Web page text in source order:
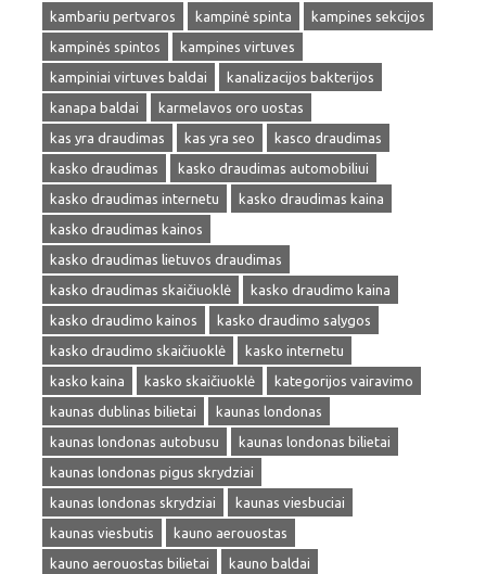
kambariu pertvaros
kampinė spinta
kampines sekcijos
kampinės spintos
kampines virtuves
kampiniai virtuves baldai
kanalizacijos bakterijos
kanapa baldai
karmelavos oro uostas
kas yra draudimas
kas yra seo
kasco draudimas
kasko draudimas
kasko draudimas automobiliui
kasko draudimas internetu
kasko draudimas kaina
kasko draudimas kainos
kasko draudimas lietuvos draudimas
kasko draudimas skaičiuoklė
kasko draudimo kaina
kasko draudimo kainos
kasko draudimo salygos
kasko draudimo skaičiuoklė
kasko internetu
kasko kaina
kasko skaičiuoklė
kategorijos vairavimo
kaunas dublinas bilietai
kaunas londonas
kaunas londonas autobusu
kaunas londonas bilietai
kaunas londonas pigus skrydziai
kaunas londonas skrydziai
kaunas viesbuciai
kaunas viesbutis
kauno aerouostas
kauno aerouostas bilietai
kauno baldai